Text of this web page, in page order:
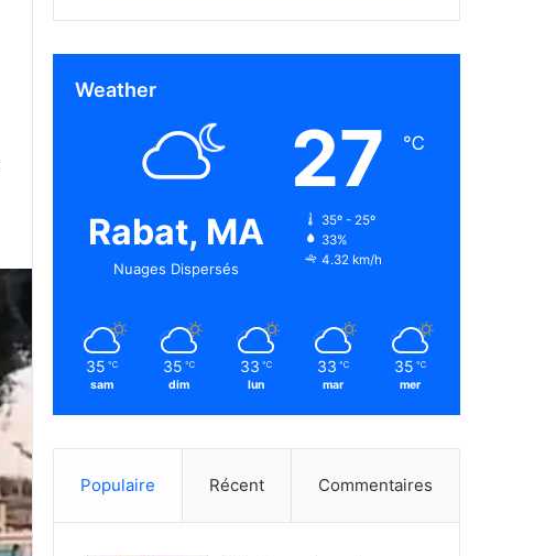
Weather
Rabat, MA
Nuages Dispersés
27 ℃
35º - 25º
33%
4.32 km/h
35 ℃
sam
35 ℃
dim
33 ℃
lun
33 ℃
mar
35 ℃
mer
Populaire Récent Commentaires